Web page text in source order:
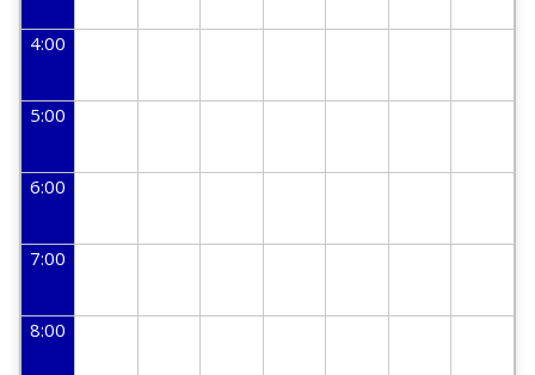
4:00
5:00
6:00
7:00
8:00